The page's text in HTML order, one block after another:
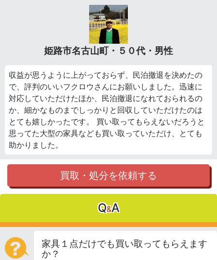
姫路市名古山町・５０代・男性
収益が思うように上がっておらず、民泊撤退を決めたの
で、評判のいいフクロウさんにお願いしました。迅速に
対応していただけたほか、民泊撤退になれておられるの
か、細かなものまでしっかりと回収していただけたのは
とても嬉しかったです。 買い取ってもらえないだろうと
思ってた大型の家具なども買い取っていただけ、とても
助かりました。
買取・処分を依頼する
Q&A
家具１点だけでも買い取ってもらえます
か？